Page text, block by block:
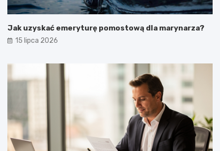
Jak uzyskać emeryturę pomostową dla marynarza?
15 lipca 2026